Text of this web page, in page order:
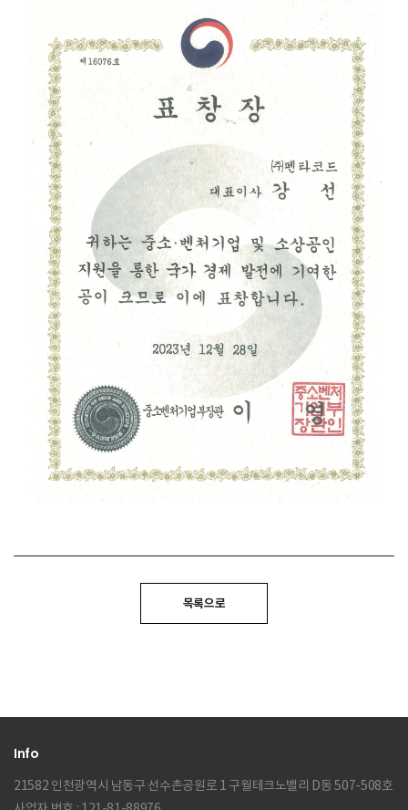
목록으로
Info
21582 인천광역시 남동구 선수촌공원로 1 구월테크노밸리 D동 507-508호